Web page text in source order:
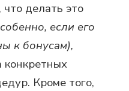
делать это
если его
к бонусам),
конкретных
Кроме того,